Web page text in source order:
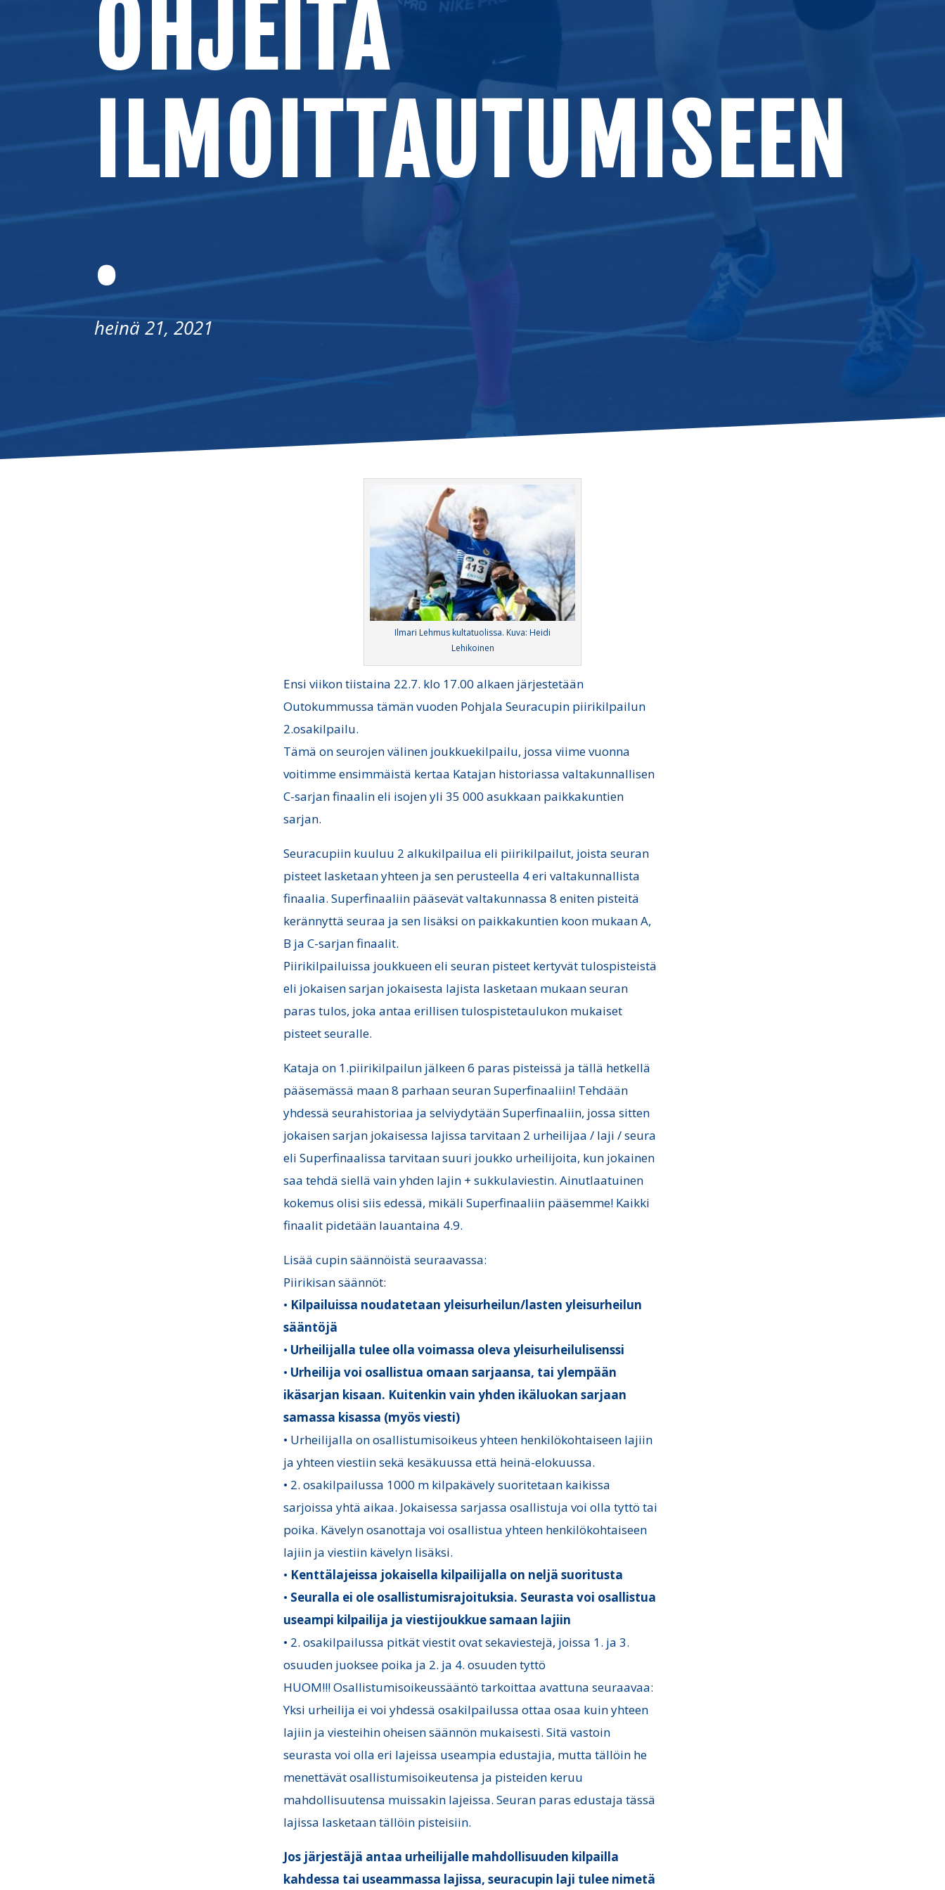
OHJEITA
ILMOITTAUTUMISEEN
.
heinä 21, 2021
Ilmari Lehmus kultatuolissa. Kuva: Heidi
Lehikoinen
Ensi viikon tiistaina 22.7. klo 17.00 alkaen järjestetään
Outokummussa tämän vuoden Pohjala Seuracupin piirikilpailun
2.osakilpailu.
Tämä on seurojen välinen joukkuekilpailu, jossa viime vuonna
voitimme ensimmäistä kertaa Katajan historiassa valtakunnallisen
C-sarjan finaalin eli isojen yli 35 000 asukkaan paikkakuntien
sarjan.
Seuracupiin kuuluu 2 alkukilpailua eli piirikilpailut, joista seuran
pisteet lasketaan yhteen ja sen perusteella 4 eri valtakunnallista
finaalia. Superfinaaliin pääsevät valtakunnassa 8 eniten pisteitä
kerännyttä seuraa ja sen lisäksi on paikkakuntien koon mukaan A,
B ja C-sarjan finaalit.
Piirikilpailuissa joukkueen eli seuran pisteet kertyvät tulospisteistä
eli jokaisen sarjan jokaisesta lajista lasketaan mukaan seuran
paras tulos, joka antaa erillisen tulospistetaulukon mukaiset
pisteet seuralle.
Kataja on 1.piirikilpailun jälkeen 6 paras pisteissä ja tällä hetkellä
pääsemässä maan 8 parhaan seuran Superfinaaliin! Tehdään
yhdessä seurahistoriaa ja selviydytään Superfinaaliin, jossa sitten
jokaisen sarjan jokaisessa lajissa tarvitaan 2 urheilijaa / laji / seura
eli Superfinaalissa tarvitaan suuri joukko urheilijoita, kun jokainen
saa tehdä siellä vain yhden lajin + sukkulaviestin. Ainutlaatuinen
kokemus olisi siis edessä, mikäli Superfinaaliin pääsemme! Kaikki
finaalit pidetään lauantaina 4.9.
Lisää cupin säännöistä seuraavassa:
Piirikisan säännöt:
• Kilpailuissa noudatetaan yleisurheilun/lasten yleisurheilun
sääntöjä
• Urheilijalla tulee olla voimassa oleva yleisurheilulisenssi
• Urheilija voi osallistua omaan sarjaansa, tai ylempään
ikäsarjan kisaan. Kuitenkin vain yhden ikäluokan sarjaan
samassa kisassa (myös viesti)
• Urheilijalla on osallistumisoikeus yhteen henkilökohtaiseen lajiin
ja yhteen viestiin sekä kesäkuussa että heinä-elokuussa.
• 2. osakilpailussa 1000 m kilpakävely suoritetaan kaikissa
sarjoissa yhtä aikaa. Jokaisessa sarjassa osallistuja voi olla tyttö tai
poika. Kävelyn osanottaja voi osallistua yhteen henkilökohtaiseen
lajiin ja viestiin kävelyn lisäksi.
• Kenttälajeissa jokaisella kilpailijalla on neljä suoritusta
• Seuralla ei ole osallistumisrajoituksia. Seurasta voi osallistua
useampi kilpailija ja viestijoukkue samaan lajiin
• 2. osakilpailussa pitkät viestit ovat sekaviestejä, joissa 1. ja 3.
osuuden juoksee poika ja 2. ja 4. osuuden tyttö
HUOM!!! Osallistumisoikeussääntö tarkoittaa avattuna seuraavaa:
Yksi urheilija ei voi yhdessä osakilpailussa ottaa osaa kuin yhteen
lajiin ja viesteihin oheisen säännön mukaisesti. Sitä vastoin
seurasta voi olla eri lajeissa useampia edustajia, mutta tällöin he
menettävät osallistumisoikeutensa ja pisteiden keruu
mahdollisuutensa muissakin lajeissa. Seuran paras edustaja tässä
lajissa lasketaan tällöin pisteisiin.
Jos järjestäjä antaa urheilijalle mahdollisuuden kilpailla
kahdessa tai useammassa lajissa, seuracupin laji tulee nimetä